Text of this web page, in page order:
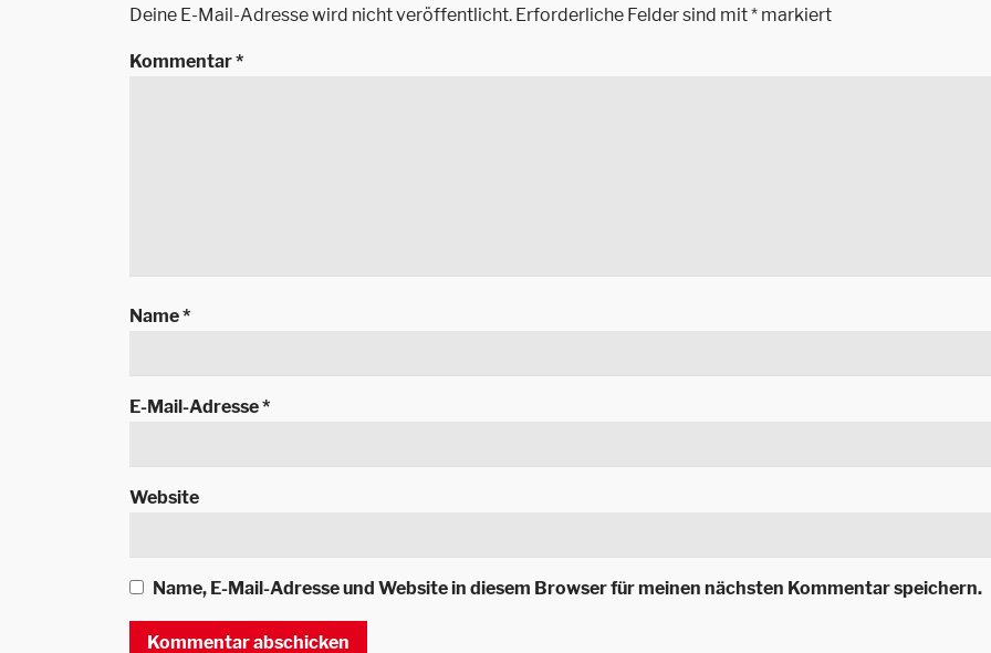
Deine E-Mail-Adresse wird nicht veröffentlicht. Erforderliche Felder sind mit* markiert
Kommentar*
Name*
E-Mail-Adresse*
Website
Name, E-Mail-Adresse und Website in diesem Browser für meinen nächsten Kommentar speichern.